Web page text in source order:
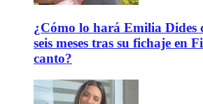
¿Cómo lo hará Emilia Dides
seis meses tras su fichaje en
canto?